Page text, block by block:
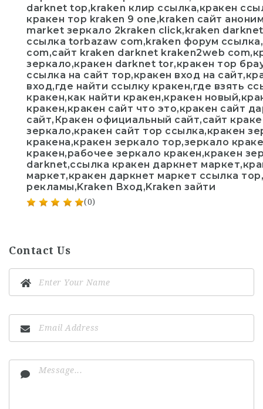
darknet top,kraken клир ссылка,кракен
кракен тор kraken 9 one,kraken сайт
market зеркало 2kraken click,kraken
ссылка torbazaw com,kraken форум
com,сайт kraken darknet kraken2web
зеркало,кракен darknet tor,кракен тор
ссылка на сайт тор,кракен вход на
вход,где найти ссылку кракен,где взять
кракен,как найти кракен,кракен
кракен,кракен сайт что это,кракен сайт
сайт,Кракен официальный сайт,сайт
зеркало,кракен сайт тор ссылка,кракен
кракена,кракен зеркало тор,зеркало
кракен,рабочее зеркало кракен,кракен
darknet,ссылка кракен даркнет
маркет,кракен даркнет маркет ссылка
рекламы,Kraken Вход,Kraken зайти
(0)
Contact Us